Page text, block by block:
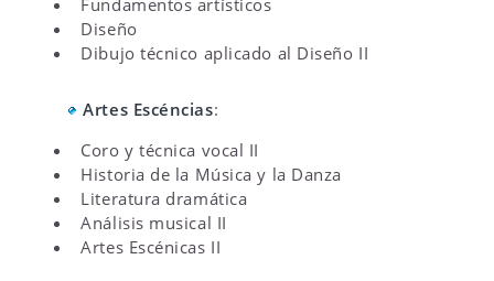
Diseño
Dibujo técnico aplicado al Diseño II
Artes Escéncias:
Coro y técnica vocal II
Historia de la Música y la Danza
Literatura dramática
Análisis musical II
Artes Escénicas II